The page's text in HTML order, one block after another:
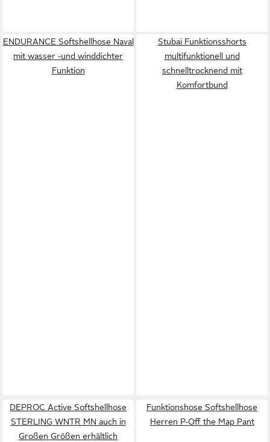
ENDURANCE Softshellhose Naval
mit wasser -und winddichter
Funktion
Stubai Funktionsshorts
multifunktionell und
schnelltrocknend mit
Komfortbund
DEPROC Active Softshellhose
STERLING WNTR MN auch in
Großen Größen erhältlich
Funktionshose Softshellhose
Herren P-Off the Map Pant